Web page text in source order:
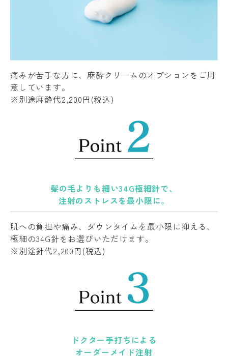
痛みが苦手な方に、麻酔クリームのオプションをご用
意しています。
※別途麻酔代2,200円(税込)
髪の毛よりも細い34G極細針で、
注射のストレスを最小限に。
肌への負担や痛み、ダウンタイムを最小限に抑える、
極細の34G針をお選びいただけます。
※別途針代2,200円(税込)
ドクター手打ちによる
オーダーメイド注射